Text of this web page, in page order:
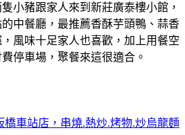
小豬跟家人來到新莊廣泰樓小館，
中餐廳，最推薦香酥芋頭鴨、蒜香
風味十足家人也喜歡，加上用餐空
停車場，聚餐來這很適合。
車站店，串燒.熱炒.烤物.炒烏龍麵